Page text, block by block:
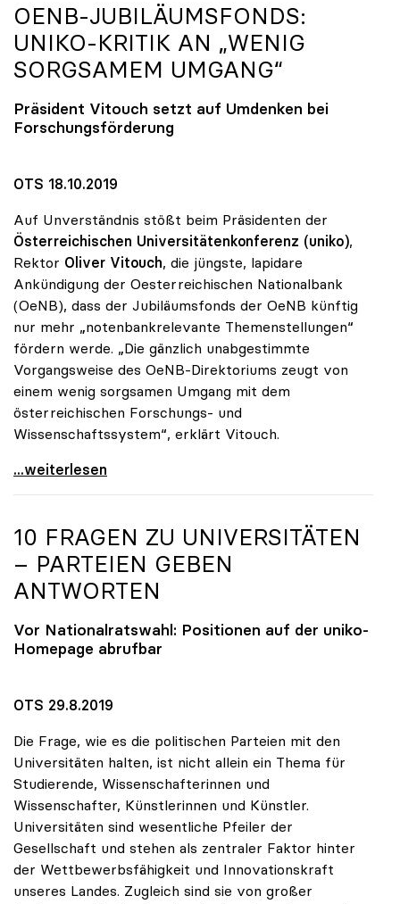
OENB-JUBILÄUMSFONDS:
UNIKO-KRITIK AN „WENIG
SORGSAMEM UMGANG“
Präsident Vitouch setzt auf Umdenken bei
Forschungsförderung
OTS 18.10.2019
Auf Unverständnis stößt beim Präsidenten der
Österreichischen Universitätenkonferenz (uniko),
Rektor Oliver Vitouch, die jüngste, lapidare
Ankündigung der Oesterreichischen Nationalbank
(OeNB), dass der Jubiläumsfonds der OeNB künftig
nur mehr „notenbankrelevante Themenstellungen“
fördern werde. „Die gänzlich unabgestimmte
Vorgangsweise des OeNB-Direktoriums zeugt von
einem wenig sorgsamen Umgang mit dem
österreichischen Forschungs- und
Wissenschaftssystem“, erklärt Vitouch.
OeNB-Jubiläumsfonds: uniko-Kritik an „wenig
...weiterlesen
10 FRAGEN ZU UNIVERSITÄTEN
– PARTEIEN GEBEN
ANTWORTEN
Vor Nationalratswahl: Positionen auf der uniko-
Homepage abrufbar
OTS 29.8.2019
Die Frage, wie es die politischen Parteien mit den
Universitäten halten, ist nicht allein ein Thema für
Studierende, Wissenschafterinnen und
Wissenschafter, Künstlerinnen und Künstler.
Universitäten sind wesentliche Pfeiler der
Gesellschaft und stehen als zentraler Faktor hinter
der Wettbewerbsfähigkeit und Innovationskraft
unseres Landes. Zugleich sind sie von großer